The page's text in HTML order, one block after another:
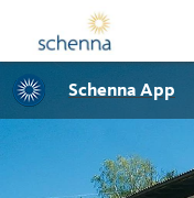
Schenna App